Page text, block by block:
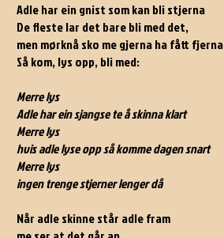
Adle har ein gnist som kan bli stjerna
De fleste lar det bare bli med det,
men mørknå sko me gjerna ha fått fjerna
Så kom, lys opp, bli med:
Merre lys
Adle har ein sjangse te å skinna klart
Merre lys
hvis adle lyse opp så komme dagen snart
Merre lys
ingen trenge stjerner lenger då
Når adle skinne står adle fram